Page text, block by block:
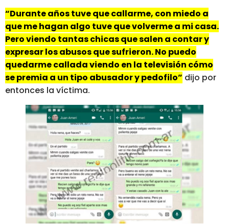
“Durante años tuve que callarme, con miedo a
que me hagan algo tuve que volverme a mi casa.
Pero viendo tantas chicas que salen a contar y
expresar los abusos que sufrieron. No puedo
quedarme callada viendo en la televisión cómo
se premia a un tipo abusador y pedofilo” dijo por
entonces la víctima.